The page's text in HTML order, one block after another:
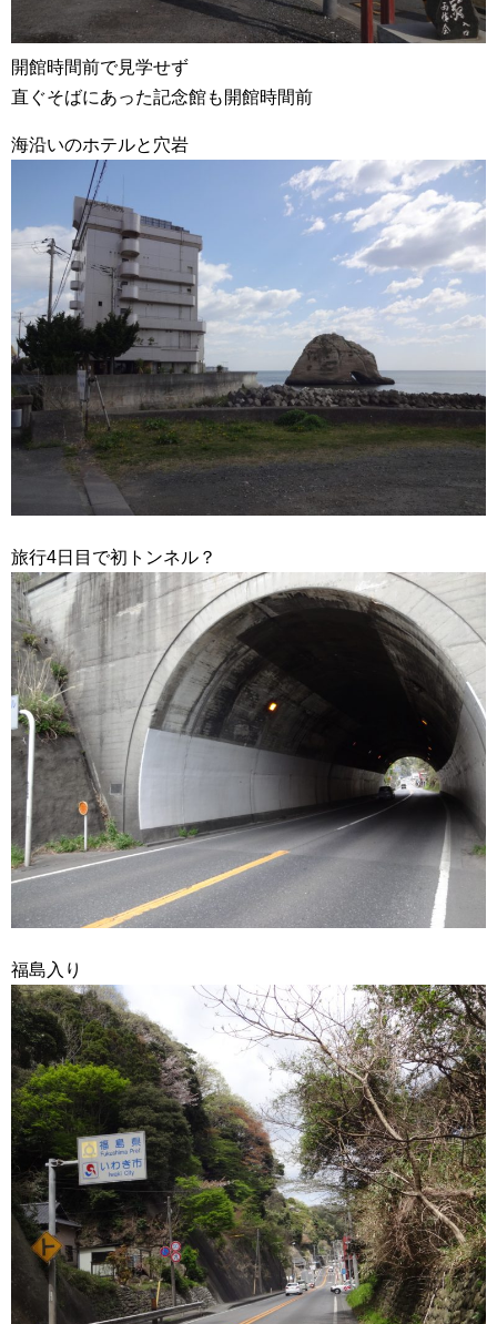
開館時間前で見学せず
直ぐそばにあった記念館も開館時間前
海沿いのホテルと穴岩
旅行4日目で初トンネル？
福島入り